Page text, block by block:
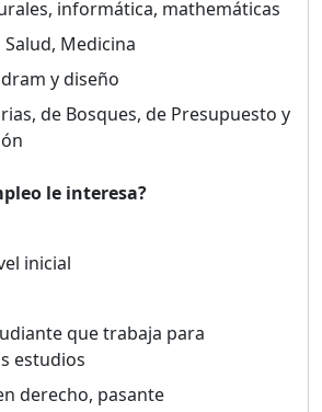
informática, mathemáticas
Salud, Medicina
y diseño
de Bosques, de Presupuesto y
le interesa?
inicial
que trabaja para
estudios
derecho, pasante